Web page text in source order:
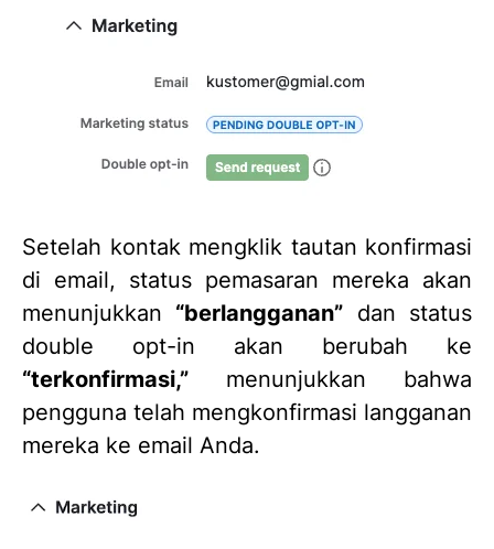
Setelah kontak mengklik tautan konfirmasi
di email, status pemasaran mereka akan
menunjukkan “berlangganan” dan status
double opt-in akan berubah ke
“terkonfirmasi,” menunjukkan bahwa
pengguna telah mengkonfirmasi langganan
mereka ke email Anda.